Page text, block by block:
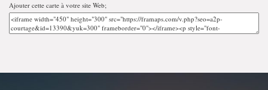
Ajouter cette carte à votre site Web;